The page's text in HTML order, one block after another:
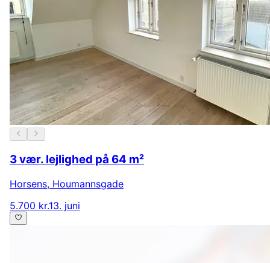
3 vær. lejlighed på 64 m²
Horsens, Houmannsgade
5.700 kr.13. juni